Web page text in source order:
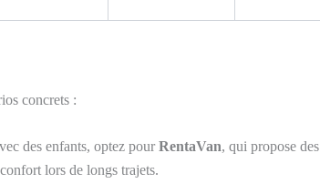
concrets :
des enfants, optez pour RentaVan, qui propose des
lors de longs trajets.